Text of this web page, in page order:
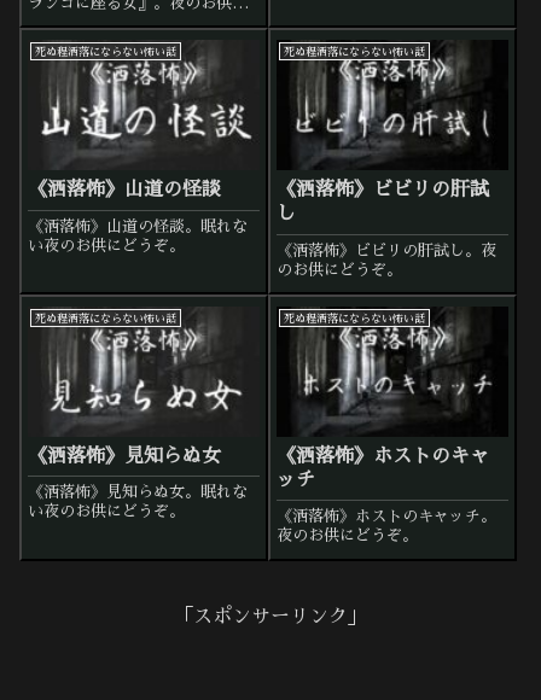
死ぬ程洒落にならない怖い話
《洒落怖》山道の怪談
《洒落怖》山道の怪談。眠れな
い夜のお供にどうぞ。
死ぬ程洒落にならない怖い話
《洒落怖》ビビリの肝試
し
《洒落怖》ビビリの肝試し。夜
のお供にどうぞ。
死ぬ程洒落にならない怖い話
《洒落怖》見知らぬ女
《洒落怖》見知らぬ女。眠れな
い夜のお供にどうぞ。
死ぬ程洒落にならない怖い話
《洒落怖》ホストのキャ
ッチ
《洒落怖》ホストのキャッチ。
夜のお供にどうぞ。
「スポンサーリンク」